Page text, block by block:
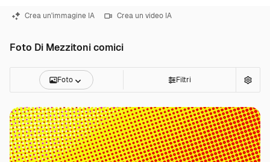
Crea un'immagine IA Crea un video IA
Foto Di Mezzitoni comici
Foto Filtri